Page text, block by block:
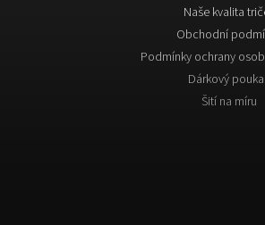
Naše kvalita
Obchodní
Podmínky ochrany
Dárkový
Šití na míru